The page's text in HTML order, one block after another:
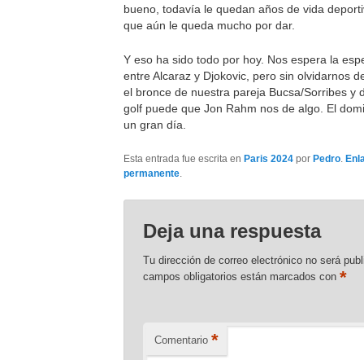
bueno, todavía le quedan años de vida
que aún le queda mucho por dar.
Y eso ha sido todo por hoy. Nos espera la
entre Alcaraz y Djokovic, pero sin olvidarnos
el bronce de nuestra pareja Bucsa/Sorribes y
golf puede que Jon Rahm nos de algo. El
un gran día.
Esta entrada fue escrita en Paris 2024 por Pedro.
permanente.
Deja una respuesta
Tu dirección de correo electrónico no será
campos obligatorios están marcados con*
Comentario *